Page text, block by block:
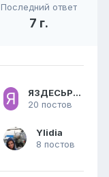
Последний ответ
7 г.
ЯЗДЕСЬРОДИЛСЯ
20 постов
Ylidia
8 постов